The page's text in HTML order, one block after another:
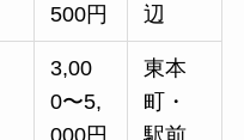
500円
辺
3,00
0〜5,
東本
町・